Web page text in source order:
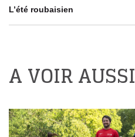
L’été roubaisien
A VOIR AUSSI